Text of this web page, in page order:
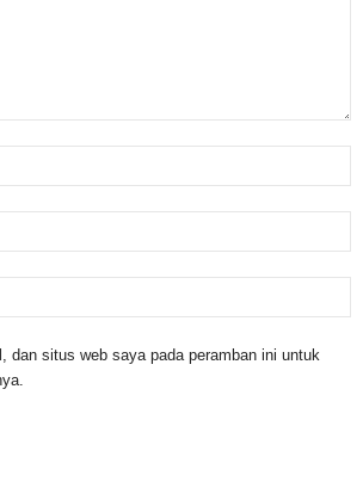
dan situs web saya pada peramban ini untuk